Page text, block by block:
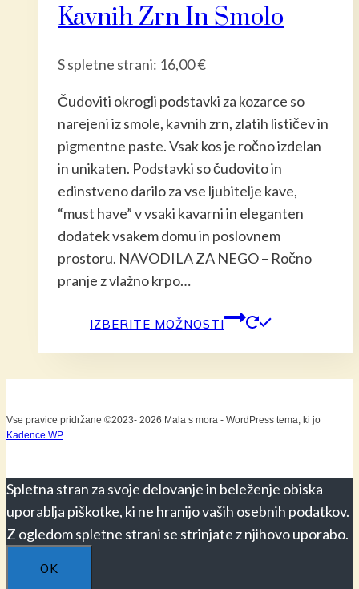
Kavnih Zrn In Smolo
S spletne strani: 16,00€
Čudoviti okrogli podstavki za kozarce so
narejeni iz smole, kavnih zrn, zlatih lističev in
pigmentne paste. Vsak kos je ročno izdelan
in unikaten. Podstavki so čudovito in
edinstveno darilo za vse ljubitelje kave,
“must have” v vsaki kavarni in eleganten
dodatek vsakem domu in poslovnem
prostoru. NAVODILA ZA NEGO – Ročno
pranje z vlažno krpo…
IZBERITE MOŽNOSTI
več
izberete
na
strani
izdelka
Vse pravice pridržane ©2023- 2026 Mala s mora - WordPress tema, ki jo
Kadence WP
Spletna stran za svoje delovanje in beleženje obiska
uporablja piškotke, ki ne hranijo vaših osebnih podatkov.
Z ogledom spletne strani se strinjate z njihovo uporabo.
OK